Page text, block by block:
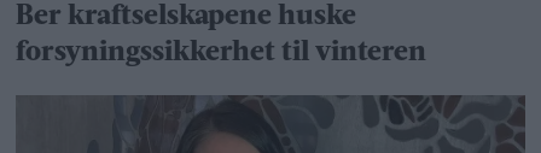
Ber kraftselskapene huske
forsyningssikkerhet til vinteren